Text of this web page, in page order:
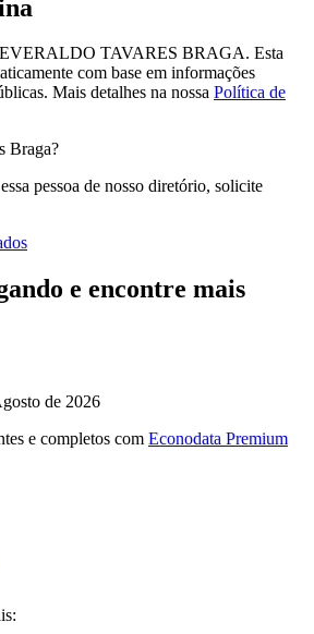
EVERALDO TAVARES BRAGA. Esta
com base em informações
Mais detalhes na nossa Política de
Braga?
pessoa de nosso diretório, solicite
e encontre mais
de 2026
e completos com Econodata Premium